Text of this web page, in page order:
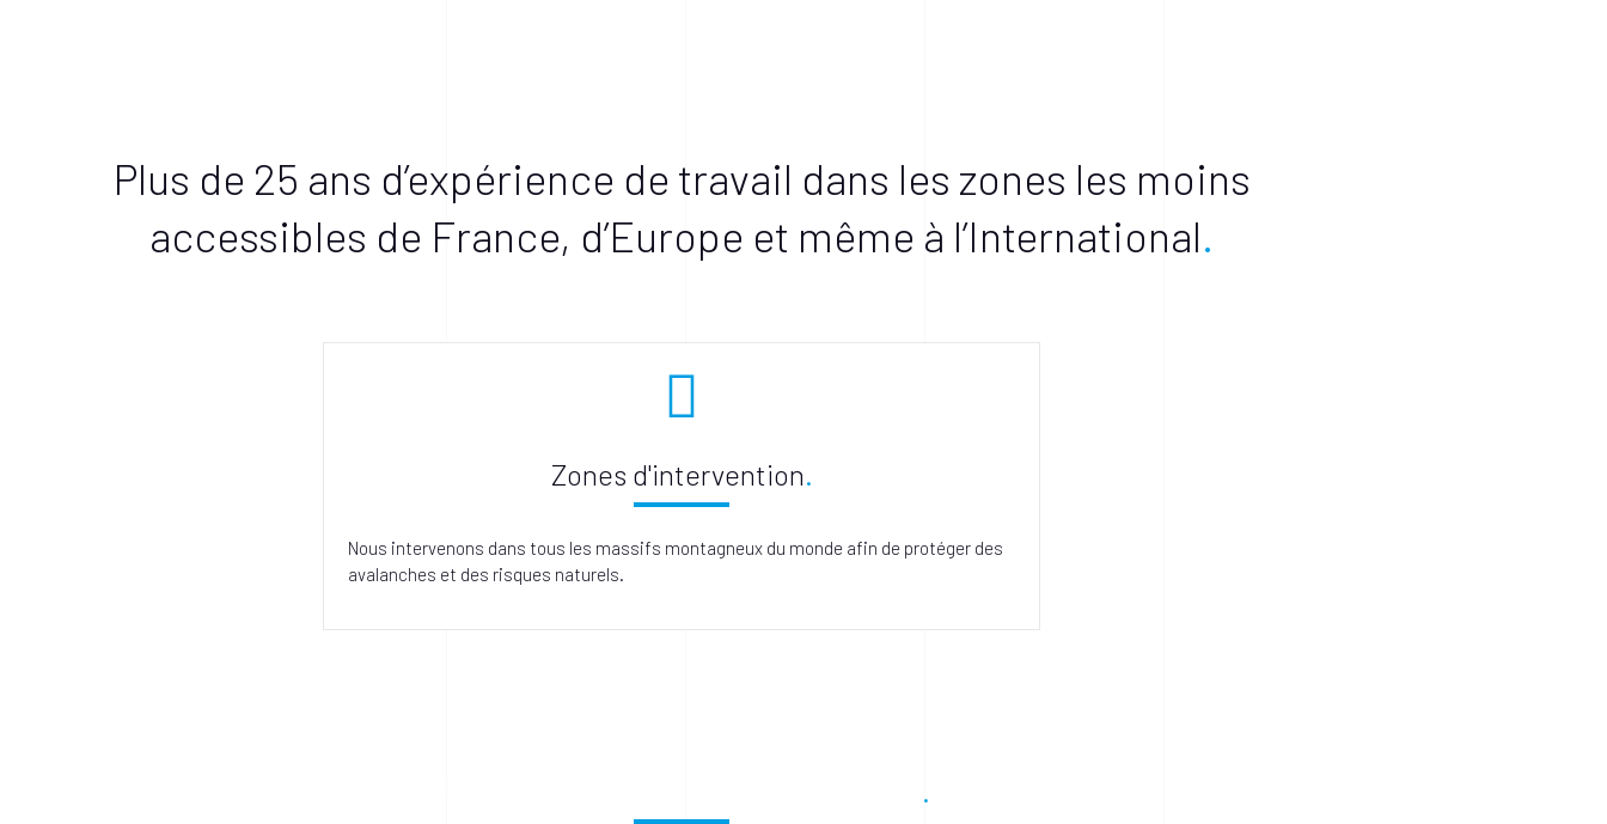
Plus de 25 ans d’expérience de travail dans les zones les moins
accessibles de France, d’Europe et même à l’International
Zones d'intervention
Nous intervenons dans tous les massifs montagneux du monde afin de protéger des
avalanches et des risques naturels.